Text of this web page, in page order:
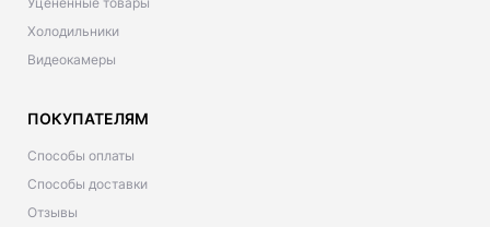
Холодильники
Видеокамеры
ПОКУПАТЕЛЯМ
Способы оплаты
Способы доставки
Отзывы